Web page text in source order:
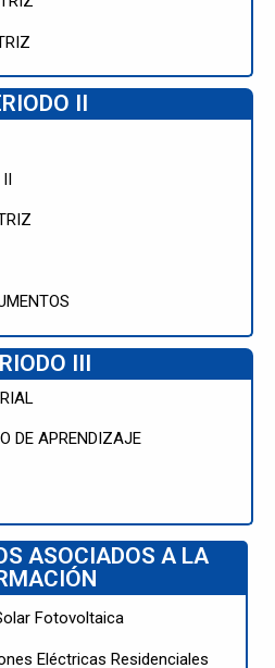
II
II
III
DE APRENDIZAJE
ASOCIADOS A LA
Fotovoltaica
Eléctricas Residenciales